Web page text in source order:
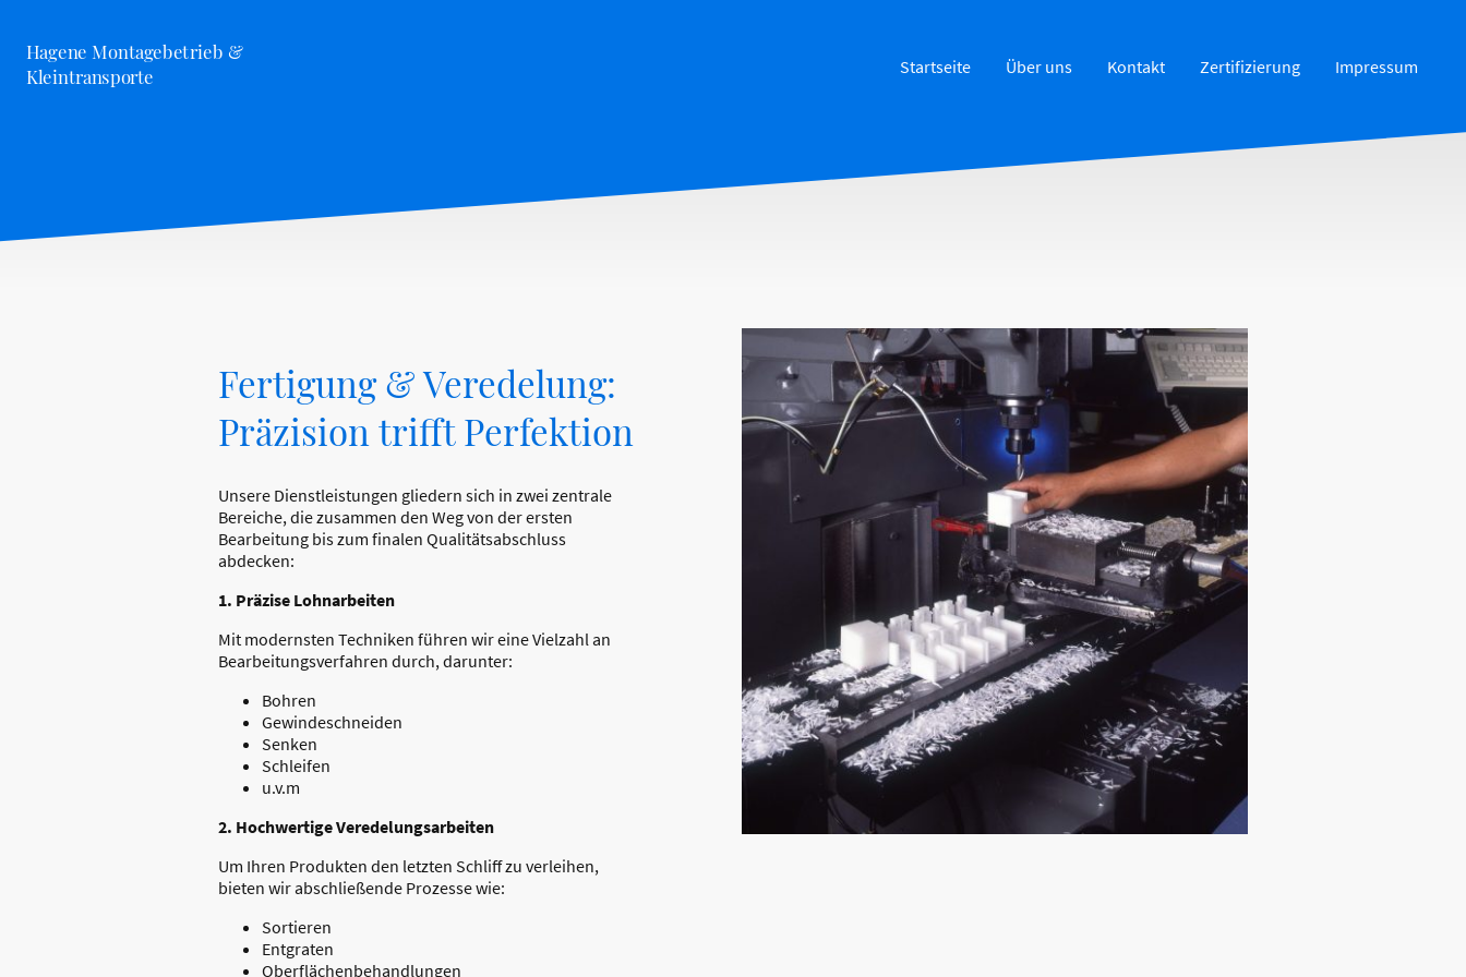
Hagene Montagebetrieb &
Kleintransporte
Startseite Über uns Kontakt Zertifizierung Impressum
Fertigung & Veredelung:
Präzision trifft Perfektion
Unsere Dienstleistungen gliedern sich in zwei zentrale
Bereiche, die zusammen den Weg von der ersten
Bearbeitung bis zum finalen Qualitätsabschluss
abdecken:
1. Präzise Lohnarbeiten
Mit modernsten Techniken führen wir eine Vielzahl an
Bearbeitungsverfahren durch, darunter:
Bohren
Gewindeschneiden
Senken
Schleifen
u.v.m
2. Hochwertige Veredelungsarbeiten
Um Ihren Produkten den letzten Schliff zu verleihen,
bieten wir abschließende Prozesse wie:
Sortieren
Entgraten
Oberflächenbehandlungen